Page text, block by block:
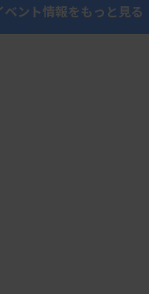
ベント情報をもっと見る